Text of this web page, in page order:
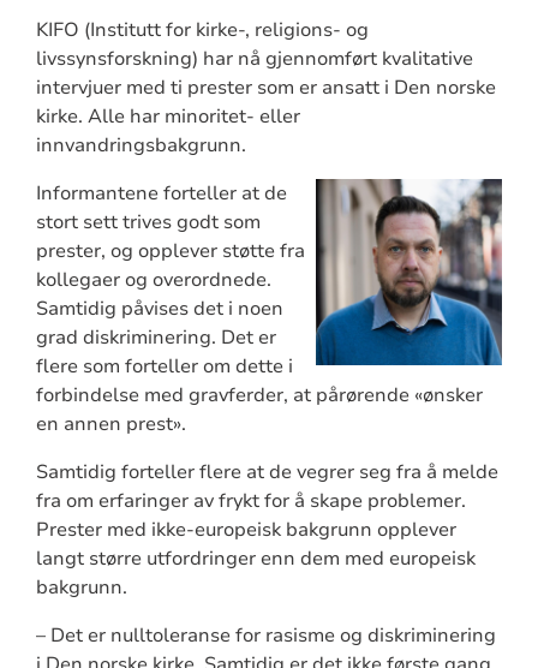
KIFO (Institutt for kirke-, religions- og
livssynsforskning) har nå gjennomført kvalitative
intervjuer med ti prester som er ansatt i Den norske
kirke. Alle har minoritet- eller
innvandringsbakgrunn.
Informantene forteller at de
stort sett trives godt som
prester, og opplever støtte fra
kollegaer og overordnede.
Samtidig påvises det i noen
grad diskriminering. Det er
flere som forteller om dette i
forbindelse med gravferder, at pårørende «ønsker
en annen prest».
Samtidig forteller flere at de vegrer seg fra å melde
fra om erfaringer av frykt for å skape problemer.
Prester med ikke‑europeisk bakgrunn opplever
langt større utfordringer enn dem med europeisk
bakgrunn.
– Det er nulltoleranse for rasisme og diskriminering